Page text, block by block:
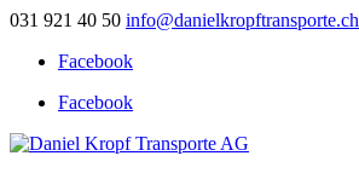
031 921 40 50 info@danielkropftransporte.ch
Facebook
Facebook